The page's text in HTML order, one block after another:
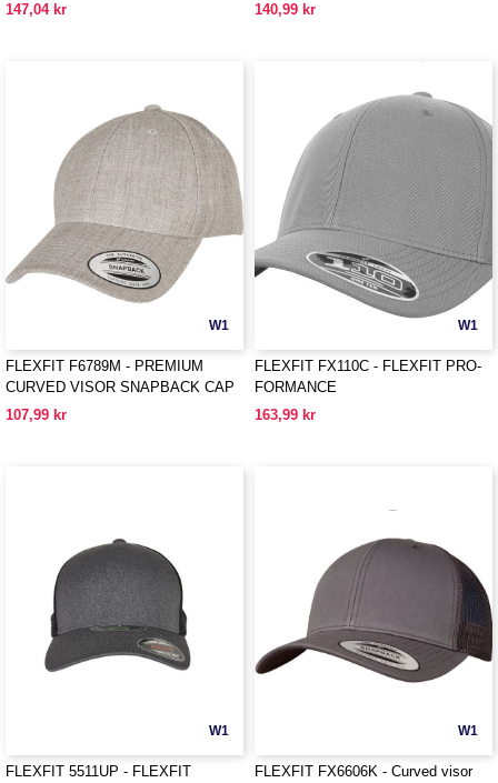
147,04 kr
140,99 kr
W1
FLEXFIT F6789M - PREMIUM
CURVED VISOR SNAPBACK CAP
107,99 kr
W1
FLEXFIT FX110C - FLEXFIT PRO-
FORMANCE
163,99 kr
W1
FLEXFIT 5511UP - FLEXFIT
W1
FLEXFIT FX6606K - Curved visor